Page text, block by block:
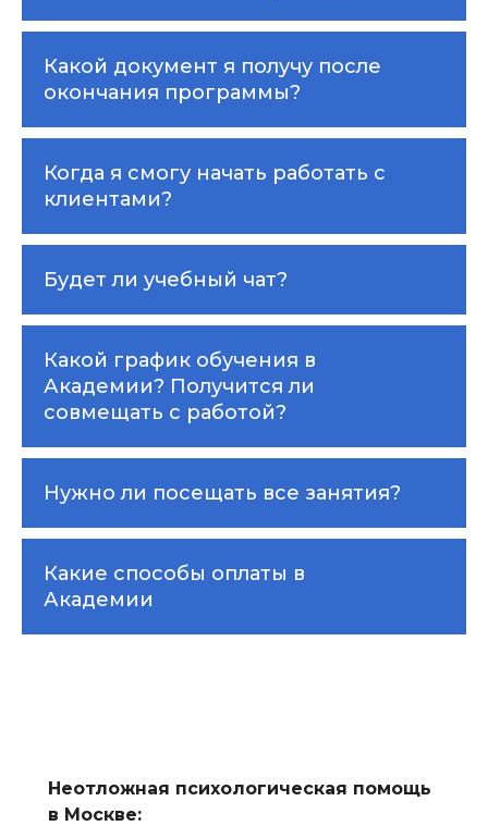
Какой документ я получу после
окончания программы?
Когда я смогу начать работать с
клиентами?
Будет ли учебный чат?
Какой график обучения в
Академии? Получится ли
совмещать с работой?
Нужно ли посещать все занятия?
Какие способы оплаты в
Академии
Неотложная психологическая помощь
в Москве: